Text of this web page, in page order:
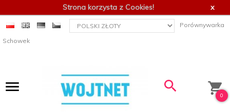
Strona korzysta z Cookies! x
currency_h Porównywarka
Schowek
0